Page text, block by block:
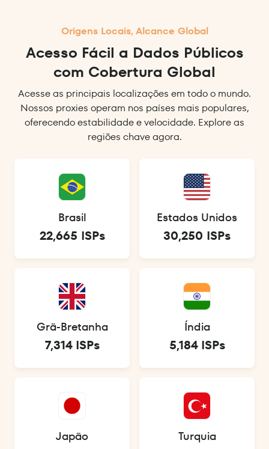
Origens Locais, Alcance Global
Acesso Fácil a Dados Públicos
com Cobertura Global
Acesse as principais localizações em todo o mundo.
Nossos proxies operam nos países mais populares,
oferecendo estabilidade e velocidade. Explore as
regiões chave agora.
Brasil
22,665 ISPs
Estados Unidos
30,250 ISPs
Grã-Bretanha
7,314 ISPs
Índia
5,184 ISPs
Japão Turquia